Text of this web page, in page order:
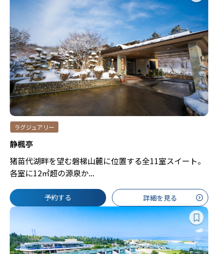
ラグジュアリー
静楓亭
猪苗代湖畔を望む磐梯山麓に位置する全11室スイート。
各室に12㎡超の源泉か...
予約する 詳細を見る